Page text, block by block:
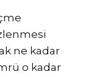
ne kadar
o kadar